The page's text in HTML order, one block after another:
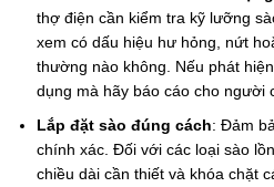
thợ điện cần kiểm tra kỹ lưỡng
xem có dấu hiệu hư hỏng, nứt
thường nào không. Nếu phát
dụng mà hãy báo cáo cho người
Lắp đặt sào đúng cách: Đảm
chính xác. Đối với các loại sào
chiều dài cần thiết và khóa chặt